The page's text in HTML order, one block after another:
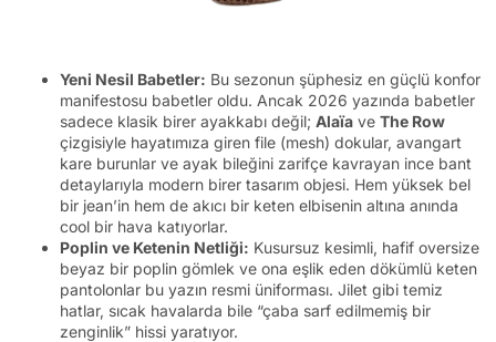
Yeni Nesil Babetler: Bu sezonun şüphesiz en güçlü konfor
manifestosu babetler oldu. Ancak 2026 yazında babetler
sadece klasik birer ayakkabı değil; Alaïa ve The Row
çizgisiyle hayatımıza giren file (mesh) dokular, avangart
kare burunlar ve ayak bileğini zarifçe kavrayan ince bant
detaylarıyla modern birer tasarım objesi. Hem yüksek bel
bir jean’in hem de akıcı bir keten elbisenin altına anında
cool bir hava katıyorlar.
Poplin ve Ketenin Netliği: Kusursuz kesimli, hafif oversize
beyaz bir poplin gömlek ve ona eşlik eden dökümlü keten
pantolonlar bu yazın resmi üniforması. Jilet gibi temiz
hatlar, sıcak havalarda bile “çaba sarf edilmemiş bir
zenginlik” hissi yaratıyor.